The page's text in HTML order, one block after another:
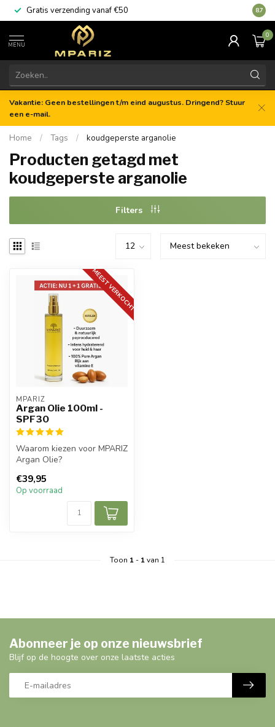
Gratis verzending vanaf €50 8.7
MENU
0
Vakantie: Geen bestellingen t/m eind augustus. Dringend? Stuur
een e-mail.
Home / Tags / koudgeperste arganolie
Producten getagd met
koudgeperste arganolie
Filters
MEEST VERKOCHT
MPARIZ
Argan Olie 100ml -
SPF30
Waarom kiezen voor MPARIZ
Argan Olie?
intensief
✅ Geeft glo...
€39,95
Op voorraad
Toon 1- 1van 1
Abonneer je op onze nieuwsbrief
Blijf op de hoogte over onze laatste acties